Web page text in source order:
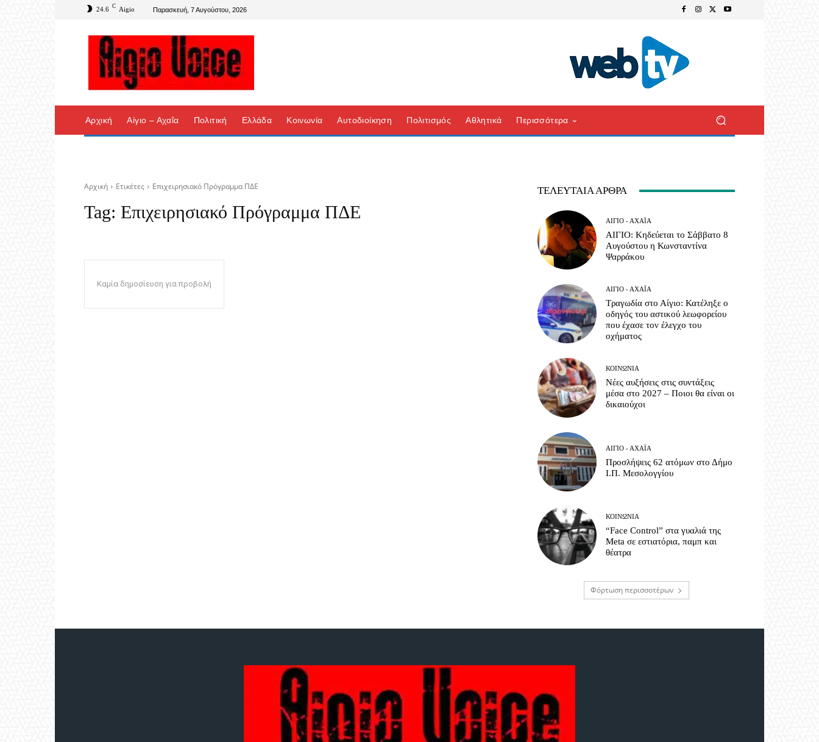
24.6 C Aigio Παρασκευή, 7 Αυγούστου, 2026
Αρχική Αίγιο – Αχαΐα Πολιτική Ελλάδα Κοινωνία Αυτοδιοίκηση Πολιτισμός Αθλητικά Περισσότερα
Αρχική Ετικέτες Επιχειρησιακό Πρόγραμμα ΠΔΕ
Tag: Επιχειρησιακό Πρόγραμμα ΠΔΕ
Καμία δημοσίευση για προβολή
ΤΕΛΕΥΤΑΊΑ ΆΡΘΡΑ
ΑΊΓΙΟ - ΑΧΑΪ́Α
ΑΙΓΙΟ: Κηδεύεται το Σάββατο 8
Αυγούστου η Κωνσταντίνα
Ψαρράκου
ΑΊΓΙΟ - ΑΧΑΪ́Α
Τραγωδία στο Αίγιο: Κατέληξε ο
οδηγός του αστικού λεωφορείου
που έχασε τον έλεγχο του
οχήματος
ΚΟΙΝΩΝΊΑ
Νέες αυξήσεις στις συντάξεις
μέσα στο 2027 – Ποιοι θα είναι οι
δικαιούχοι
ΑΊΓΙΟ - ΑΧΑΪ́Α
Προσλήψεις 62 ατόμων στο Δήμο
Ι.Π. Μεσολογγίου
ΚΟΙΝΩΝΊΑ
“Face Control” στα γυαλιά της
Meta σε εστιατόρια, παμπ και
θέατρα
Φόρτωση περισσοτέρων